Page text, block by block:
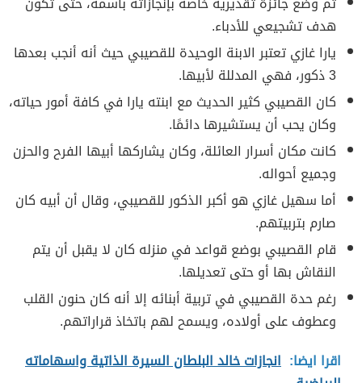
هدف تشجيعي للأدباء.
يارا غازي تعتبر الابنة الوحيدة للقصيبي حيث أنه أنجب بعدها
3 ذكور، فهي المدللة لأبيها.
كان القصيبي كثير الحديث مع ابنته يارا في كافة أمور حياته،
وكان يحب أن يستشيرها دائمًا.
كانت مكان أسرار العائلة، وكان يشاركها أبيها الفرح والحزن
وجميع أحواله.
أما سهيل غازي هو أكبر الذكور للقصيبي، وقال أن أبيه كان
صارم بتربيتهم.
قام القصيبي بوضع قواعد في منزله كان لا يقبل أن يتم
النقاش بها أو حتى تعديلها.
رغم حدة القصيبي في تربية أبنائه إلا أنه كان حنون القلب
وعطوف على أولاده، ويسمح لهم باتخاذ قراراتهم.
اقرا ايضا: انجازات خالد البلطان السيرة الذاتية واسهاماته